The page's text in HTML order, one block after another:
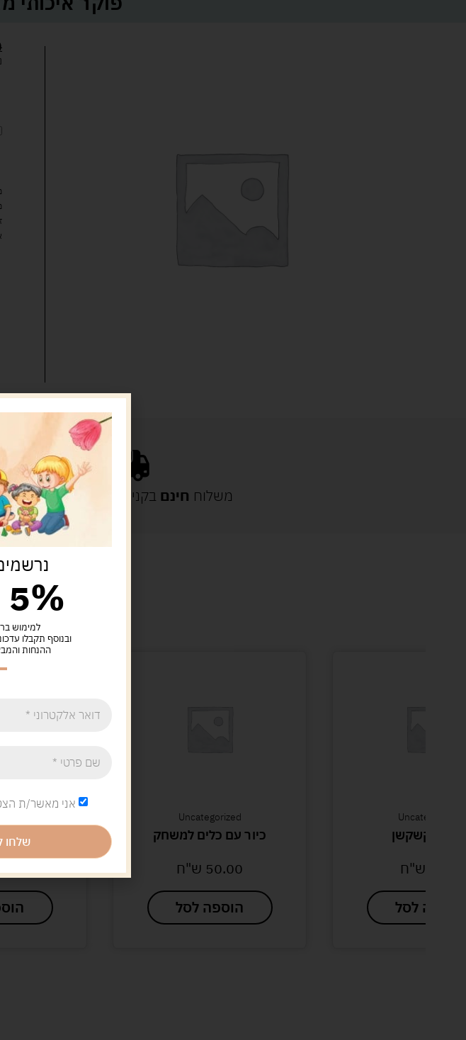
מעל
משלוח חינם בקנייה מעל 329 ש"ח
Uncategorized
כדוקר קשקשן
ש"ח
הוספה לסל
Uncategorized
כיור עם כלים למשחק
50.00 ש"ח
הוספה לסל
הוט
5% הנחה
למימוש
ובנוסף תקבלו
ההנחות
אני מאשר/ת
שלחו